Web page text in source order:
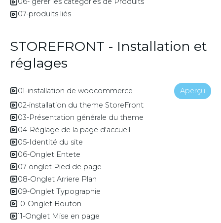
07-produits liés
STOREFRONT - Installation et
réglages
01-installation de woocommerce
Aperçu
02-installation du theme StoreFront
03-Présentation générale du theme
04-Réglage de la page d'accueil
05-Identité du site
06-Onglet Entete
07-onglet Pied de page
08-Onglet Arriere Plan
09-Onglet Typographie
10-Onglet Bouton
11-Onglet Mise en page